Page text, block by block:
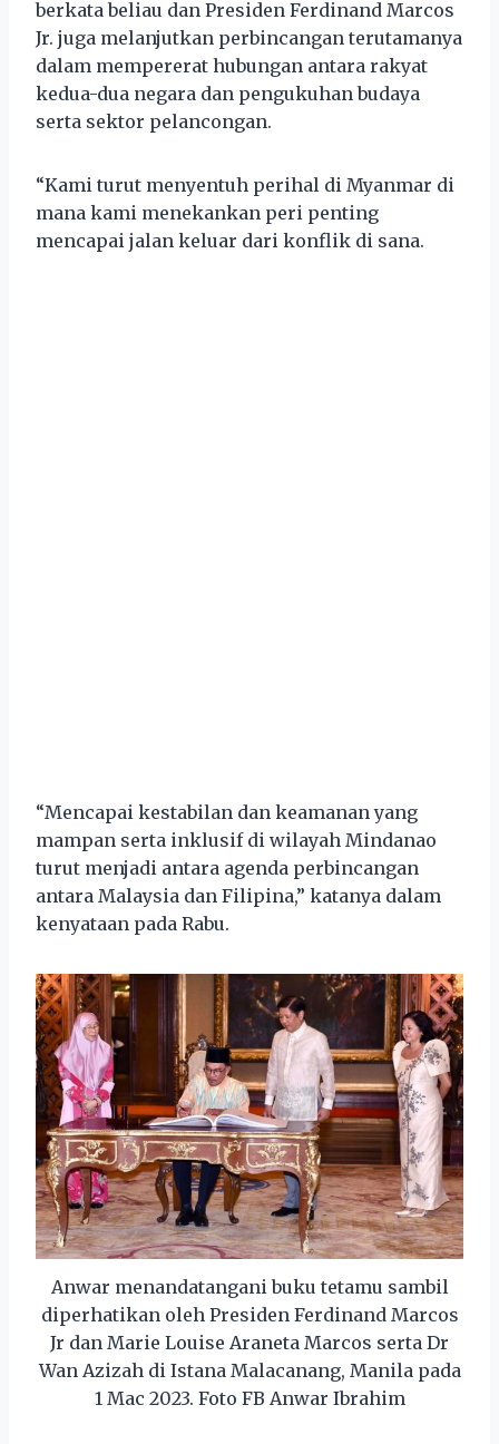
berkata beliau dan Presiden Ferdinand Marcos
Jr. juga melanjutkan perbincangan terutamanya
dalam mempererat hubungan antara rakyat
kedua-dua negara dan pengukuhan budaya
serta sektor pelancongan.
“Kami turut menyentuh perihal di Myanmar di
mana kami menekankan peri penting
mencapai jalan keluar dari konflik di sana.
“Mencapai kestabilan dan keamanan yang
mampan serta inklusif di wilayah Mindanao
turut menjadi antara agenda perbincangan
antara Malaysia dan Filipina,” katanya dalam
kenyataan pada Rabu.
Anwar menandatangani buku tetamu sambil
diperhatikan oleh Presiden Ferdinand Marcos
Jr dan Marie Louise Araneta Marcos serta Dr
Wan Azizah di Istana Malacanang, Manila pada
1 Mac 2023. Foto FB Anwar Ibrahim